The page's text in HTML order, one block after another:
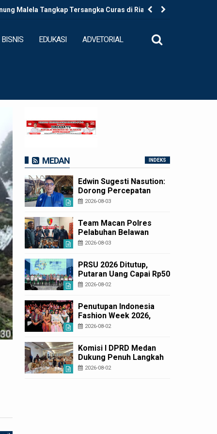
Malela Tangkap Tersangka Curas di Riau Usai
BISNIS EDUKASI ADVETORIAL
MEDAN INDEKS
Edwin Sugesti Nasution:
Dorong Percepatan
Perda PBG Guna
Layanan Cepat dan
Murah
2026-08-03
Team Macan Polres
Pelabuhan Belawan
Amankan Tiga Anggota
Pasar 9
2026-08-03
PRSU 2026 Ditutup,
Putaran Uang Capai Rp50
Miliar
2026-08-02
Penutupan Indonesia
Fashion Week 2026,
Bobby Nasution: Sumut
Indonesia Lewat Wastra
2026-08-02
Komisi I DPRD Medan
Dukung Penuh Langkah
Tegas APH Razia
2026-08-02